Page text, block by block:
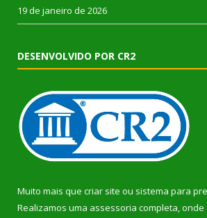
19 de janeiro de 2026
DESENVOLVIDO POR CR2
Muito mais que criar site ou sistema para
Realizamos uma assessoria completa,